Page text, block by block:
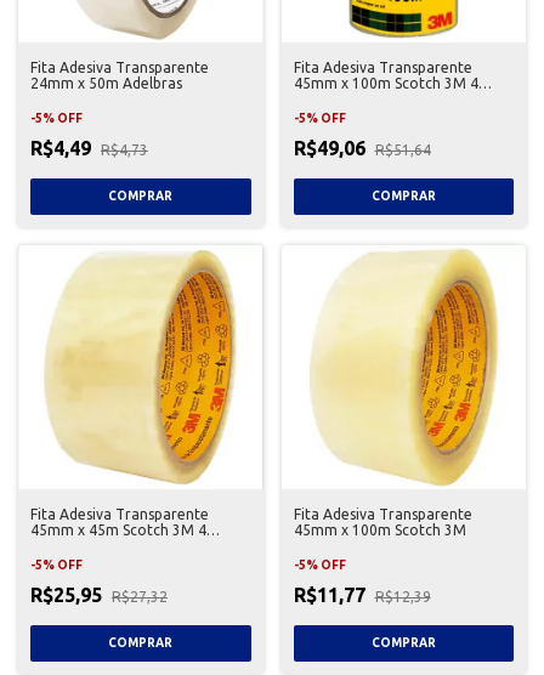
Fita Adesiva Transparente
24mm x 50m Adelbras
-5% OFF
R$4,49 R$4,73
Fita Adesiva Transparente
45mm x 100m Scotch 3M 4
-5% OFF
R$49,06 R$51,64
Fita Adesiva Transparente
45mm x 45m Scotch 3M 4
-5% OFF
R$25,95 R$27,32
Fita Adesiva Transparente
45mm x 100m Scotch 3M
-5% OFF
R$11,77 R$12,39